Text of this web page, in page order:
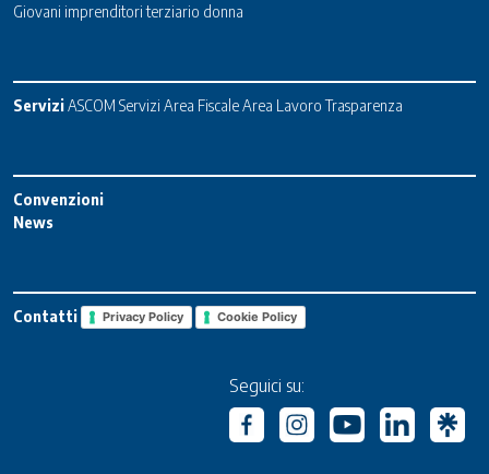
Giovani imprenditori terziario donna
ServiziASCOM Servizi Area FiscaleArea Lavoro Trasparenza
Convenzioni
News
Contatti Privacy Policy Cookie Policy
Seguici su: